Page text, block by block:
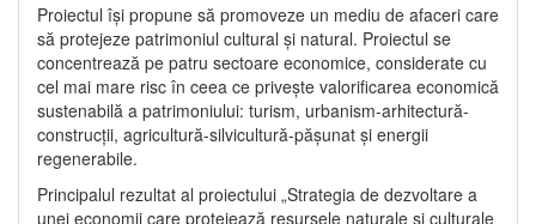
Proiectul își propune să promoveze un mediu de afaceri care
să protejeze patrimoniul cultural și natural. Proiectul se
concentrează pe patru sectoare economice, considerate cu
cel mai mare risc în ceea ce privește valorificarea economică
sustenabilă a patrimoniului: turism, urbanism-arhitectură-
construcții, agricultură-silvicultură-pășunat și energii
regenerabile.
Principalul rezultat al proiectului „Strategia de dezvoltare a
unei economii care protejează resursele naturale și culturale